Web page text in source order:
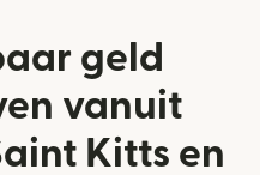
geld
vanuit
Kitts en